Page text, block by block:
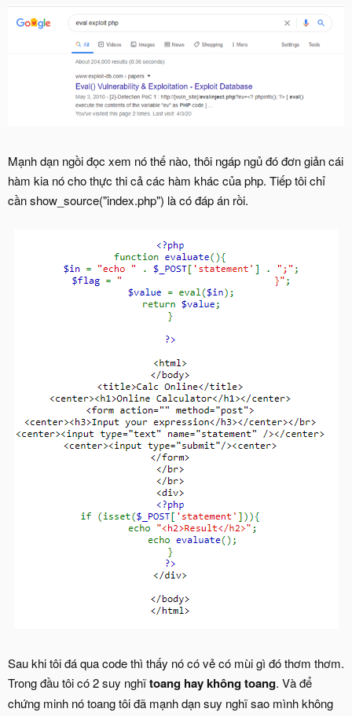
Mạnh dạn ngồi đọc xem nó thế nào, thôi ngáp ngủ đó đơn giản cái
hàm kia nó cho thực thi cả các hàm khác của php. Tiếp tôi chỉ
cần show_source("index.php") là có đáp án rồi.
Sau khi tôi đá qua code thì thấy nó có vẻ có mùi gì đó thơm thơm.
Trong đầu tôi có 2 suy nghĩtoang hay không toang. Và để
chứng minh nó toang tôi đã mạnh dạn suy nghĩ sao mình không